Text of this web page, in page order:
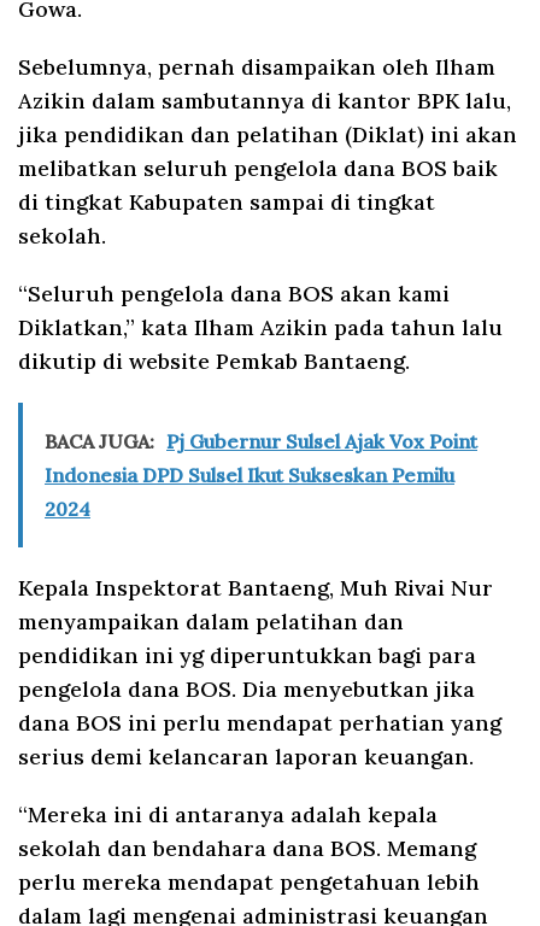
Gowa.
Sebelumnya, pernah disampaikan oleh Ilham
Azikin dalam sambutannya di kantor BPK lalu,
jika pendidikan dan pelatihan (Diklat) ini akan
melibatkan seluruh pengelola dana BOS baik
di tingkat Kabupaten sampai di tingkat
sekolah.
“Seluruh pengelola dana BOS akan kami
Diklatkan,” kata Ilham Azikin pada tahun lalu
dikutip di website Pemkab Bantaeng.
BACA JUGA: Pj Gubernur Sulsel Ajak Vox Point
Indonesia DPD Sulsel Ikut Sukseskan Pemilu
2024
Kepala Inspektorat Bantaeng, Muh Rivai Nur
menyampaikan dalam pelatihan dan
pendidikan ini yg diperuntukkan bagi para
pengelola dana BOS. Dia menyebutkan jika
dana BOS ini perlu mendapat perhatian yang
serius demi kelancaran laporan keuangan.
“Mereka ini di antaranya adalah kepala
sekolah dan bendahara dana BOS. Memang
perlu mereka mendapat pengetahuan lebih
dalam lagi mengenai administrasi keuangan